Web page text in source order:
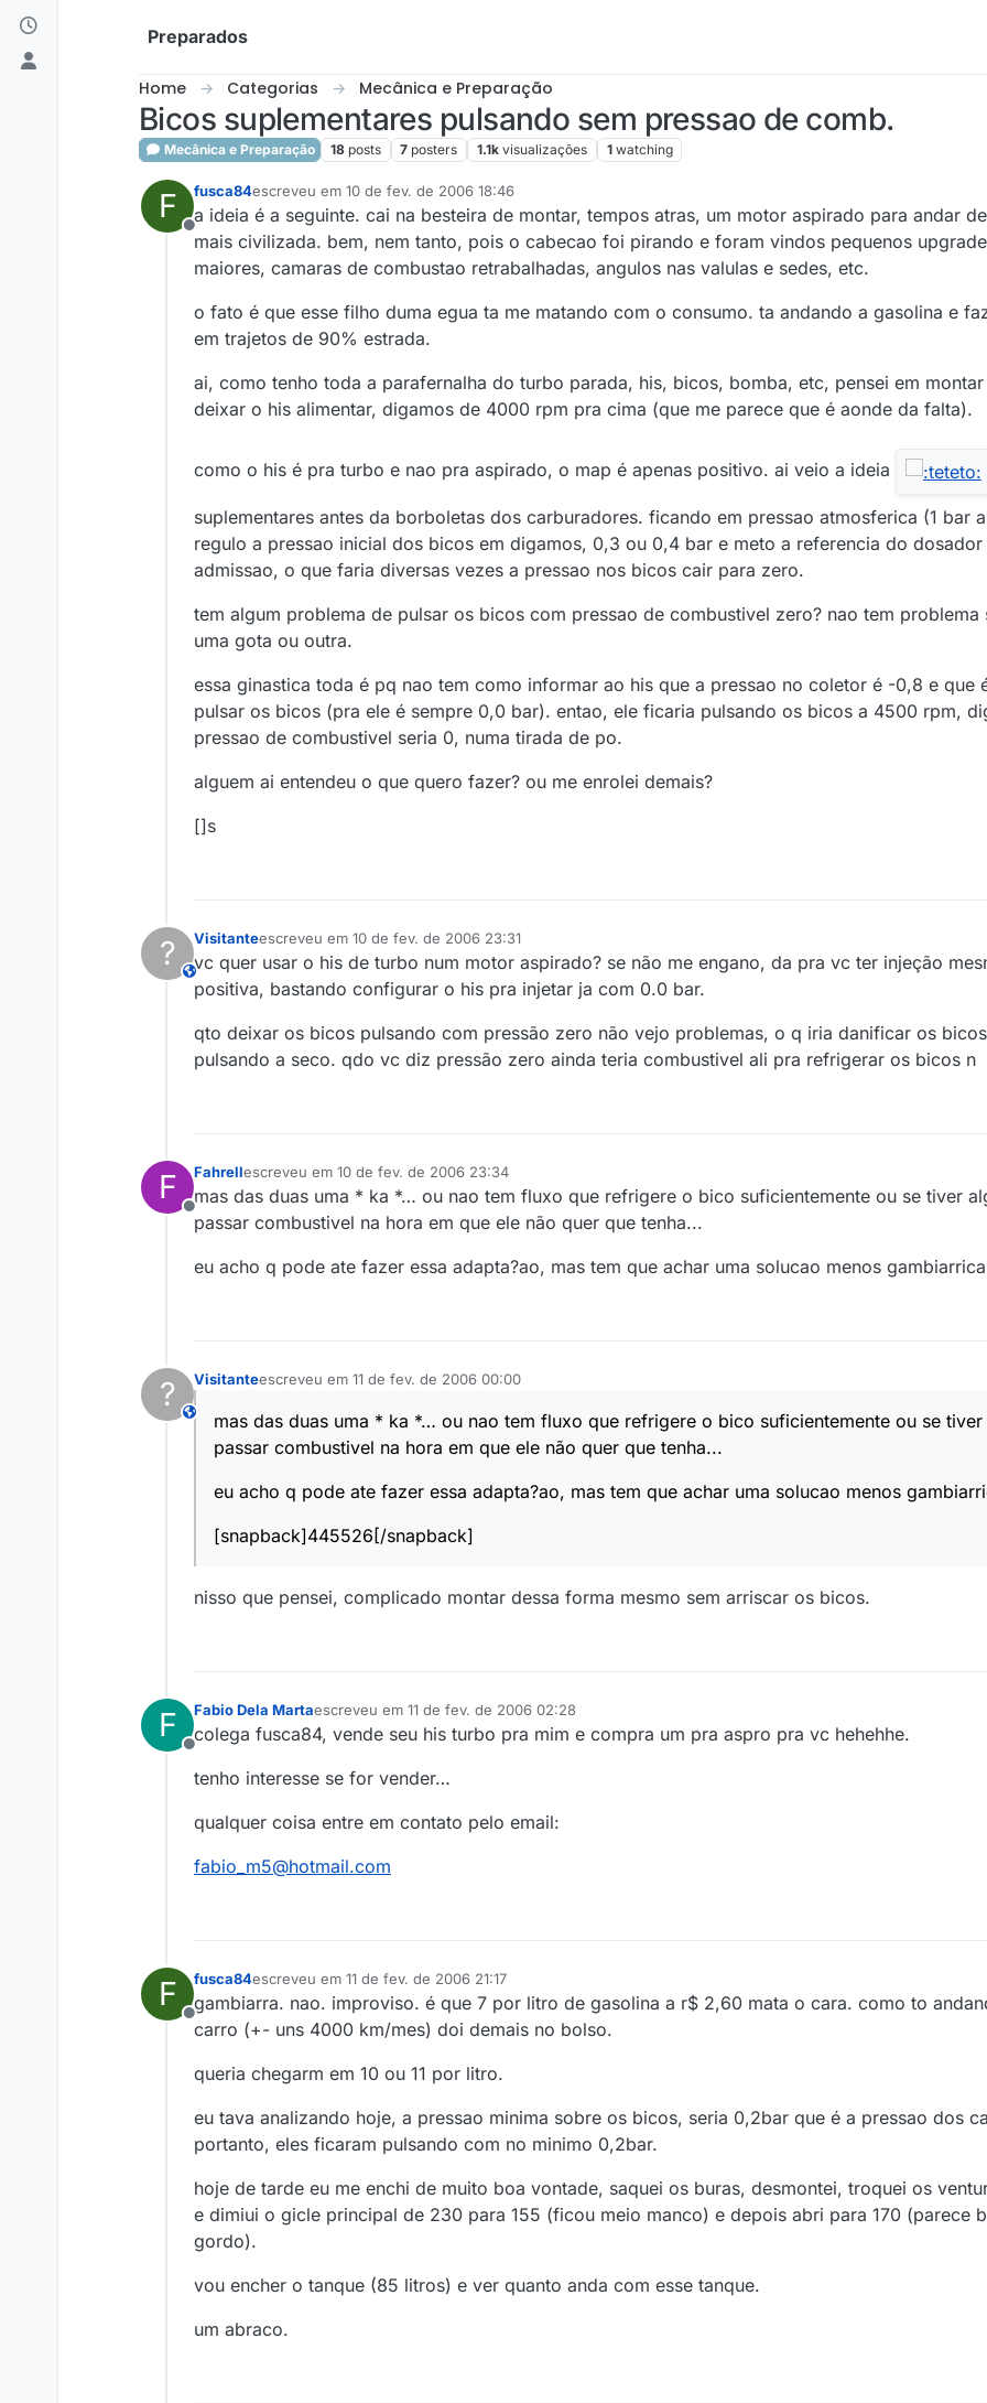
Skip to content
Preparados
Home Categorias Mecânica e Preparação
Bicos suplementares pulsando sem pressao de comb.
Mecânica e Preparação 18 posts 7 posters 1.1k visualizações 1 watching
F
Offline
fusca84escreveu em 10 de fev. de 2006 18:46
última edição por
a ideia é a seguinte. cai na besteira de montar, tempos atras, um motor aspirado para andar
mais civilizada. bem, nem tanto, pois o cabecao foi pirando e foram vindos pequenos
maiores, camaras de combustao retrabalhadas, angulos nas valulas e sedes, etc.
o fato é que esse filho duma egua ta me matando com o consumo. ta andando a gasolina e
em trajetos de 90% estrada.
ai, como tenho toda a parafernalha do turbo parada, his, bicos, bomba, etc, pensei em
deixar o his alimentar, digamos de 4000 rpm pra cima (que me parece que é aonde da falta).
como o his é pra turbo e nao pra aspirado, o map é apenas positivo. ai veio a ideia
suplementares antes da borboletas dos carburadores. ficando em pressao atmosferica (1 bar
regulo a pressao inicial dos bicos em digamos, 0,3 ou 0,4 bar e meto a referencia do
admissao, o que faria diversas vezes a pressao nos bicos cair para zero.
tem algum problema de pulsar os bicos com pressao de combustivel zero? nao tem problema
uma gota ou outra.
essa ginastica toda é pq nao tem como informar ao his que a pressao no coletor é -0,8 e que
pulsar os bicos (pra ele é sempre 0,0 bar). entao, ele ficaria pulsando os bicos a 4500 rpm,
pressao de combustivel seria 0, numa tirada de po.
alguem ai entendeu o que quero fazer? ou me enrolei demais?
[]s
? This user is from outside of this forum
Visitanteescreveu em 10 de fev. de 2006 23:31
última edição por
vc quer usar o his de turbo num motor aspirado? se não me engano, da pra vc ter injeção
positiva, bastando configurar o his pra injetar ja com 0.0 bar.
qto deixar os bicos pulsando com pressão zero não vejo problemas, o q iria danificar os
pulsando a seco. qdo vc diz pressão zero ainda teria combustivel ali pra refrigerar os bicos n
F
Offline
Fahrellescreveu em 10 de fev. de 2006 23:34
última edição por
mas das duas uma * ka *… ou nao tem fluxo que refrigere o bico suficientemente ou se tiver
passar combustivel na hora em que ele não quer que tenha...
eu acho q pode ate fazer essa adapta?ao, mas tem que achar uma solucao menos
? This user is from outside of this forum
Visitanteescreveu em 11 de fev. de 2006 00:00
última edição por
mas das duas uma * ka *… ou nao tem fluxo que refrigere o bico suficientemente ou se
passar combustivel na hora em que ele não quer que tenha...
eu acho q pode ate fazer essa adapta?ao, mas tem que achar uma solucao menos
[snapback]445526[/snapback]
nisso que pensei, complicado montar dessa forma mesmo sem arriscar os bicos.
F
Offline
Fabio Dela Martaescreveu em 11 de fev. de 2006 02:28
última edição por
colega fusca84, vende seu his turbo pra mim e compra um pra aspro pra vc hehehhe.
tenho interesse se for vender…
qualquer coisa entre em contato pelo email:
fabio_m5@hotmail.com
F
Offline
fusca84escreveu em 11 de fev. de 2006 21:17
última edição por
gambiarra. nao. improviso. é que 7 por litro de gasolina a r$ 2,60 mata o cara. como to
carro (+- uns 4000 km/mes) doi demais no bolso.
queria chegarm em 10 ou 11 por litro.
eu tava analizando hoje, a pressao minima sobre os bicos, seria 0,2bar que é a pressao dos
portanto, eles ficaram pulsando com no minimo 0,2bar.
hoje de tarde eu me enchi de muito boa vontade, saquei os buras, desmontei, troquei os
e dimiui o gicle principal de 230 para 155 (ficou meio manco) e depois abri para 170 (parece
gordo).
vou encher o tanque (85 litros) e ver quanto anda com esse tanque.
um abraco.